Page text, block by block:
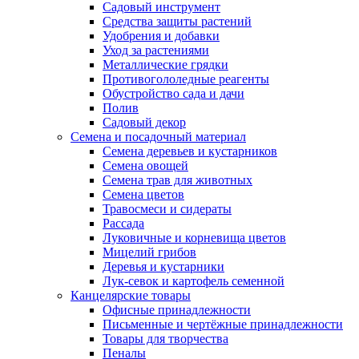
Садовый инструмент
Средства защиты растений
Удобрения и добавки
Уход за растениями
Металлические грядки
Противогололедные реагенты
Обустройство сада и дачи
Полив
Садовый декор
Семена и посадочный материал
Семена деревьев и кустарников
Семена овощей
Семена трав для животных
Семена цветов
Травосмеси и сидераты
Рассада
Луковичные и корневища цветов
Мицелий грибов
Деревья и кустарники
Лук-севок и картофель семенной
Канцелярские товары
Офисные принадлежности
Письменные и чертёжные принадлежности
Товары для творчества
Пеналы